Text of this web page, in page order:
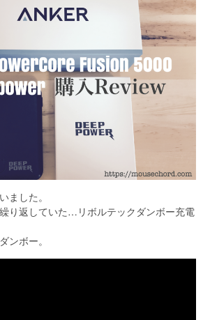
ました。
り返していた…リボルテックダンボー充電
ンボー。